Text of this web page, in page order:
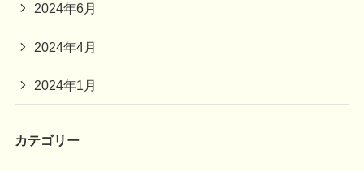
2024年6月
2024年4月
2024年1月
カテゴリー